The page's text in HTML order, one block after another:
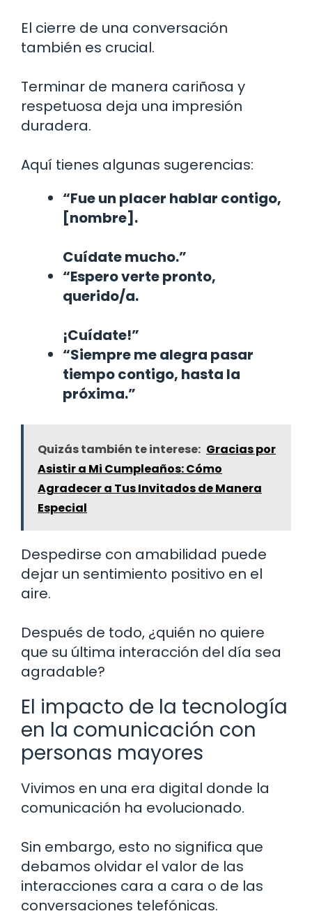
El cierre de una conversación
también es crucial.
Terminar de manera cariñosa y
respetuosa deja una impresión
duradera.
Aquí tienes algunas sugerencias:
“Fue un placer hablar contigo,
[nombre].
Cuídate mucho.”
“Espero verte pronto,
querido/a.
¡Cuídate!”
“Siempre me alegra pasar
tiempo contigo, hasta la
próxima.”
Quizás también te interese: Gracias por
Asistir a Mi Cumpleaños: Cómo
Agradecer a Tus Invitados de Manera
Especial
Despedirse con amabilidad puede
dejar un sentimiento positivo en el
aire.
Después de todo, ¿quién no quiere
que su última interacción del día sea
agradable?
El impacto de la tecnología
en la comunicación con
personas mayores
Vivimos en una era digital donde la
comunicación ha evolucionado.
Sin embargo, esto no significa que
debamos olvidar el valor de las
interacciones cara a cara o de las
conversaciones telefónicas.